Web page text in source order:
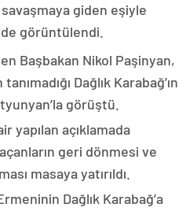
giden eşiyle
görüntülendi.
Başbakan Nikol Paşinyan,
Dağlık Karabağ’ın
görüştü.
yapılan açıklamada
geri dönmesi ve
masaya yatırıldı.
Dağlık Karabağ’a